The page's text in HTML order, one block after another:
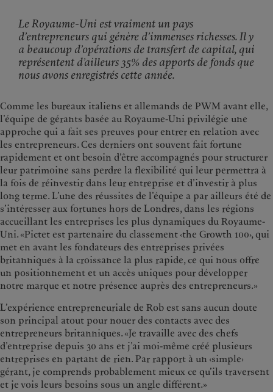
Le Royaume-Uni est vraiment un pays
d’entrepreneurs qui génère d’immenses richesses. Il y
a beaucoup d’opérations de transfert de capital, qui
représentent d’ailleurs 35% des apports de fonds que
nous avons enregistrés cette année.
Comme les bureaux italiens et allemands de PWM avant elle,
l’équipe de gérants basée au Royaume-Uni privilégie une
approche qui a fait ses preuves pour entrer en relation avec
les entrepreneurs. Ces derniers ont souvent fait fortune
rapidement et ont besoin d’être accompagnés pour structurer
leur patrimoine sans perdre la flexibilité qui leur permettra à
la fois de réinvestir dans leur entreprise et d’investir à plus
long terme. L’une des réussites de l’équipe a par ailleurs été de
s’intéresser aux fortunes hors de Londres, dans les régions
accueillant les entreprises les plus dynamiques du Royaume-
Uni. «Pictet est partenaire du classement ‹the Growth 100›, qui
met en avant les fondateurs des entreprises privées
britanniques à la croissance la plus rapide, ce qui nous offre
un positionnement et un accès uniques pour développer
notre marque et notre présence auprès des entrepreneurs.»
L’expérience entrepreneuriale de Rob est sans aucun doute
son principal atout pour nouer des contacts avec des
entrepreneurs britanniques. «Je travaille avec des chefs
d’entreprise depuis 30 ans et j’ai moi-même créé plusieurs
entreprises en partant de rien. Par rapport à un ‹simple›
gérant, je comprends probablement mieux ce qu’ils traversent
et je vois leurs besoins sous un angle différent.»